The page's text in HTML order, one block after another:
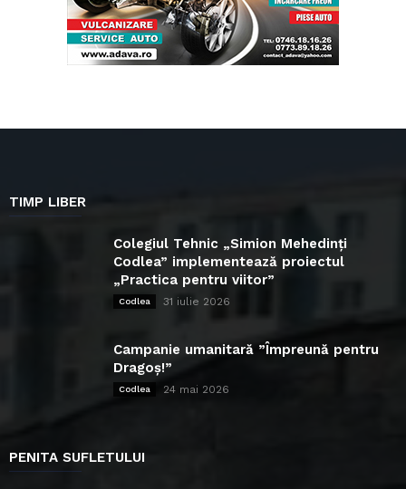
TIMP LIBER
Colegiul Tehnic „Simion Mehedinți
Codlea” implementează proiectul
„Practica pentru viitor”
Codlea 31 iulie 2026
Campanie umanitară ”Împreună pentru
Dragoș!”
Codlea 24 mai 2026
PENITA SUFLETULUI